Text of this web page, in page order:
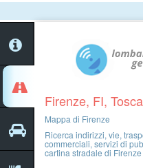
Firenze, FI,
Mappa di Firenze
Ricerca indirizzi, vie,
commerciali, servizi di
cartina stradale di Firenze